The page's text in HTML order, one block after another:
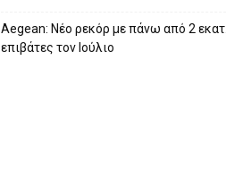
Aegean: Νέο ρεκόρ με πάνω από 2 εκατ.
επιβάτες τον Ιούλιο